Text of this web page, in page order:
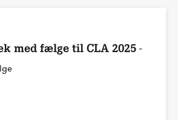
med fælge til CLA 2025 -